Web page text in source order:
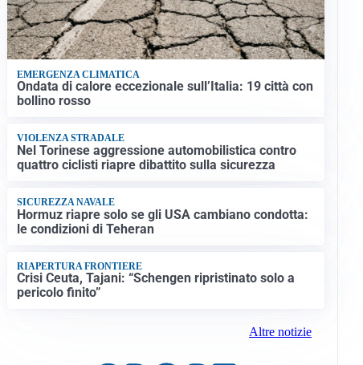
EMERGENZA CLIMATICA
Ondata di calore eccezionale sull’Italia: 19 città con
bollino rosso
VIOLENZA STRADALE
Nel Torinese aggressione automobilistica contro
quattro ciclisti riapre dibattito sulla sicurezza
SICUREZZA NAVALE
Hormuz riapre solo se gli USA cambiano condotta:
le condizioni di Teheran
RIAPERTURA FRONTIERE
Crisi Ceuta, Tajani: “Schengen ripristinato solo a
pericolo finito”
Altre notizie